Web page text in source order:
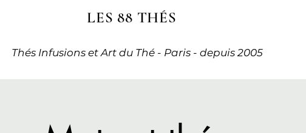
LES 88 THÉS
Thés Infusions et Art du Thé - Paris - depuis 2005